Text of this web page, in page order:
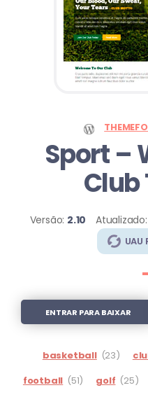
Sport–
Club
Versão: 2.10 Atualizado:
ENTRAR PARA BAIXAR
basketball (23)
football (51) golf (25)